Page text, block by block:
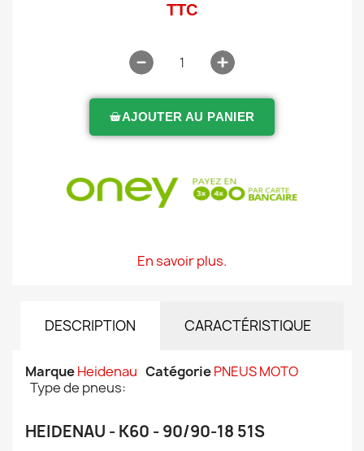
TTC
AJOUTER AU PANIER
En savoir plus.
DESCRIPTION CARACTÉRISTIQUE
MarqueHeidenau CatégoriePNEUS MOTO
Type de pneus:
HEIDENAU - K60 - 90/90-18 51S